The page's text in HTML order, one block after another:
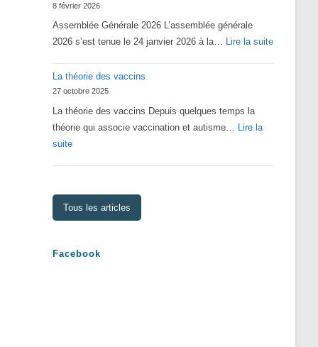
Lorraine
8 février 2026
Assemblée Générale 2026 L’assemblée générale
2026 s’est tenue le 24 janvier 2026 à la… Lire la suite:
La théorie des vaccins
27 octobre 2025
La théorie des vaccins Depuis quelques temps la
théorie qui associe vaccination et autisme… Lire la
suite:
des
vaccins
Tous les articles
Facebook